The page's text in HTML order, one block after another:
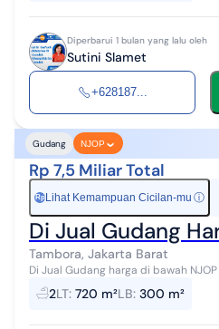
Diperbarui 1 bulan yang lalu oleh
Sutini Slamet
+628187...
Gudang NJOP
Rp 7,5 Miliar Total
RpLihat Kemampuan Cicilan-mu ⓘ
Di Jual Gudang
Tambora, Jakarta Barat
Di Jual Gudang harga di bawah NJOP di Bandengan Pekojan
Tambora Jakarta Barat Lt. 720 Lb.300 SHM Jetpum KM 2 6600
Harga 7,5m nego Lynna GPHI
2LT: 720 m²LB: 300 m²